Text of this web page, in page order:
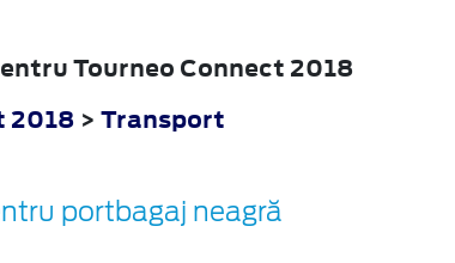
Tourneo Connect 2018
2018 > Transport
portbagaj neagră